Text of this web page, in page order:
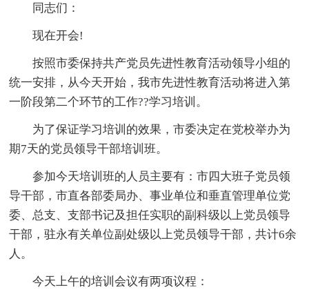
同志们：
现在开会!
按照市委保持共产党员先进性教育活动领导小组的
统一安排，从今天开始，我市先进性教育活动将进入第
一阶段第二个环节的工作??学习培训。
为了保证学习培训的效果，市委决定在党校举办为
期7天的党员领导干部培训班。
参加今天培训班的人员主要有：市四大班子党员领
导干部，市直各部委局办、事业单位和垂直管理单位党
委、总支、支部书记及担任实职的副科级以上党员领导
干部，驻永有关单位副处级以上党员领导干部，共计6余
人。
今天上午的培训会议有两项议程：